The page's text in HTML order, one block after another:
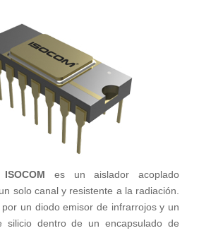
es un aislador acoplado
solo canal y resistente a la radiación.
por un diodo emisor de infrarrojos y un
silicio dentro de un encapsulado de